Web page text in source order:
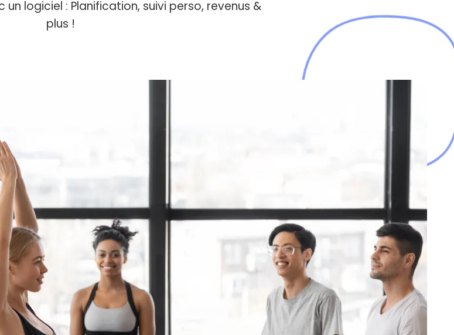
logiciel : Planification, suivi perso, revenus &
plus !